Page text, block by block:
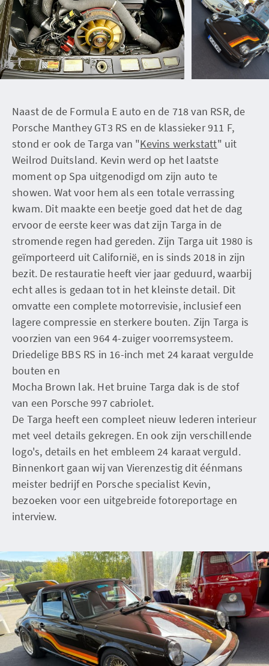
Naast de de Formula E auto en de 718 van RSR, de
Porsche Manthey GT3 RS en de klassieker 911 F,
stond er ook de Targa van "Kevins werkstatt" uit
Weilrod Duitsland. Kevin werd op het laatste
moment op Spa uitgenodigd om zijn auto te
showen. Wat voor hem als een totale verrassing
kwam. Dit maakte een beetje goed dat het de dag
ervoor de eerste keer was dat zijn Targa in de
stromende regen had gereden. Zijn Targa uit 1980 is
geïmporteerd uit Californië, en is sinds 2018 in zijn
bezit. De restauratie heeft vier jaar geduurd, waarbij
echt alles is gedaan tot in het kleinste detail. Dit
omvatte een complete motorrevisie, inclusief een
lagere compressie en sterkere bouten. Zijn Targa is
voorzien van een 964 4-zuiger voorremsysteem.
Driedelige BBS RS in 16-inch met 24 karaat vergulde
bouten en
Mocha Brown lak. Het bruine Targa dak is de stof
van een Porsche 997 cabriolet.
De Targa heeft een compleet nieuw lederen interieur
met veel details gekregen. En ook zijn verschillende
logo's, details en het embleem 24 karaat verguld.
Binnenkort gaan wij van Vierenzestig dit éénmans
meister bedrijf en Porsche specialist Kevin,
bezoeken voor een uitgebreide fotoreportage en
interview.